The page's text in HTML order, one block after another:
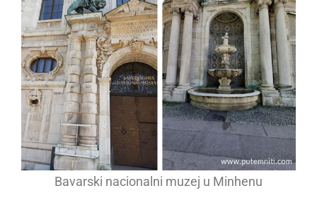
Bavarski nacionalni muzej u Minhenu